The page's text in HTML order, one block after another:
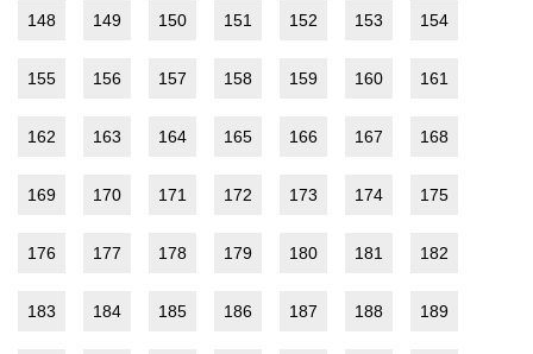
148 149 150 151 152 153 154
155 156 157 158 159 160 161
162 163 164 165 166 167 168
169 170 171 172 173 174 175
176 177 178 179 180 181 182
183 184 185 186 187 188 189